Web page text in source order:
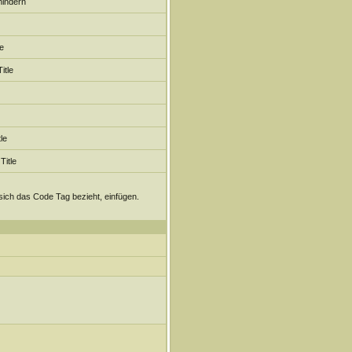
das Code Tag bezieht, einfügen.